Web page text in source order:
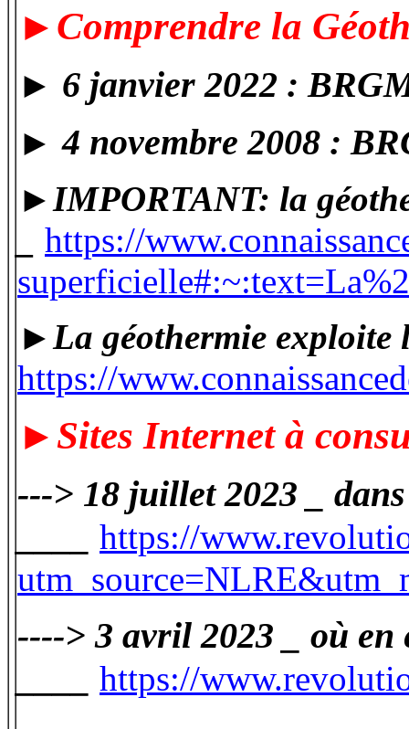
►Comprendre la
► 6 janvier 2022 :
►4 novembre 2008 :
►IMPORTANT: la
https://
►La géothermie exploite
https://
►Sites Internet à
---> 18 juillet 2023 _
https://
----> 3 avril 2023 _ où
https://